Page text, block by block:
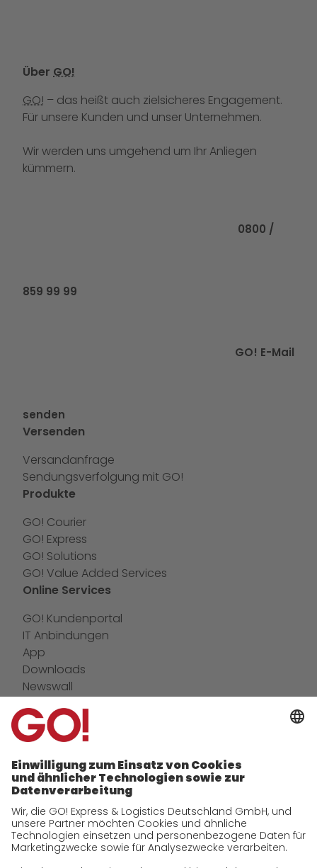
Über GO!
GO! – das heißt auch zielsicheres Engagement.
Für unsere Kunden und unser Unternehmen.
Wir werden uns umgehend um Ihr Anliegen
kümmern.
0800 /
859 99 99
GO! E-Mail
senden
Versenden
Versandanfrage
Sendungsverfolgung mit GO!
Produkte
GO! Courier
GO! Express
GO! Solutions
GO! Value Added Services
Online Services
GO! Kundenportal
IT Anbindungen
App
Downloads
Newswall
GO! Versandmaterial
Unternehmen
zukunftssichere Arbeitskultur bei GO!
Daten & Fakten
Historie
CSR
Qualität
Zertifizierungen